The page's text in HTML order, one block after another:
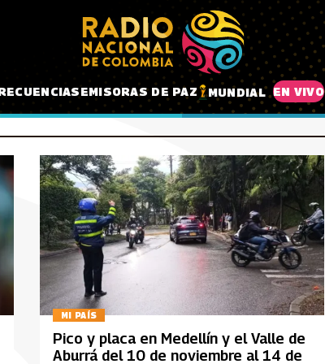
EMISORAS DE PAZ MUNDIAL EN VIVO
MI PAÍS
Pico y placa en Medellín y el Valle de
Aburrá del 10 de noviembre al 14 de